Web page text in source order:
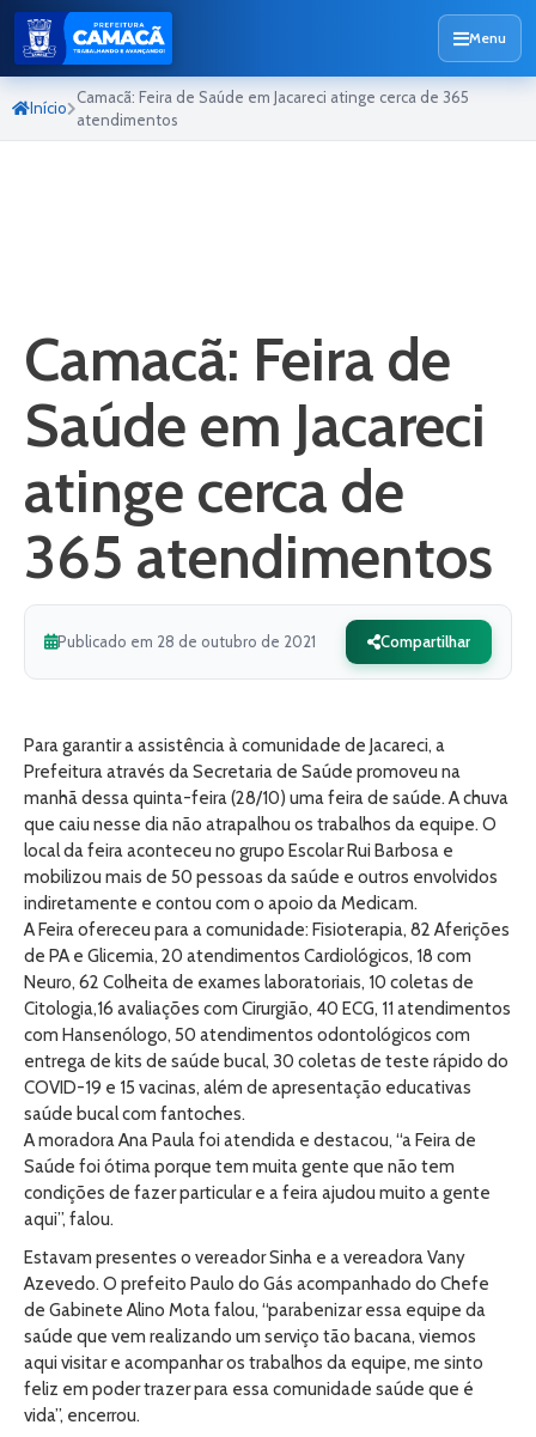
Menu
Início
Camacã: Feira de Saúde em Jacareci atinge cerca de 365
atendimentos
Camacã: Feira de
Saúde em Jacareci
atinge cerca de
365 atendimentos
Publicado em 28 de outubro de 2021 Compartilhar
Para garantir a assistência à comunidade de Jacareci, a
Prefeitura através da Secretaria de Saúde promoveu na
manhã dessa quinta-feira (28/10) uma feira de saúde. A chuva
que caiu nesse dia não atrapalhou os trabalhos da equipe. O
local da feira aconteceu no grupo Escolar Rui Barbosa e
mobilizou mais de 50 pessoas da saúde e outros envolvidos
indiretamente e contou com o apoio da Medicam.
A Feira ofereceu para a comunidade: Fisioterapia, 82 Aferições
de PA e Glicemia, 20 atendimentos Cardiológicos, 18 com
Neuro, 62 Colheita de exames laboratoriais, 10 coletas de
Citologia,16 avaliações com Cirurgião, 40 ECG, 11 atendimentos
com Hansenólogo, 50 atendimentos odontológicos com
entrega de kits de saúde bucal, 30 coletas de teste rápido do
COVID-19 e 15 vacinas, além de apresentação educativas
saúde bucal com fantoches.
A moradora Ana Paula foi atendida e destacou, “a Feira de
Saúde foi ótima porque tem muita gente que não tem
condições de fazer particular e a feira ajudou muito a gente
aqui”, falou.
Estavam presentes o vereador Sinha e a vereadora Vany
Azevedo. O prefeito Paulo do Gás acompanhado do Chefe
de Gabinete Alino Mota falou, “parabenizar essa equipe da
saúde que vem realizando um serviço tão bacana, viemos
aqui visitar e acompanhar os trabalhos da equipe, me sinto
feliz em poder trazer para essa comunidade saúde que é
vida”, encerrou.